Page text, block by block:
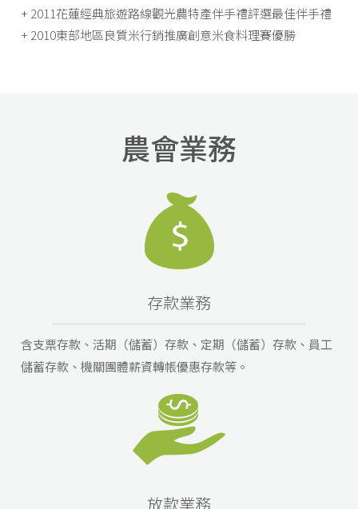
+ 2011花蓮經典旅遊路線觀光農特產伴手禮評選最佳伴手禮
+ 2010東部地區良質米行銷推廣創意米食料理賽優勝
農會業務
存款業務
含支票存款、活期（儲蓄）存款、定期（儲蓄）存款、員工
儲蓄存款、機關團體薪資轉帳優惠存款等。
放款業務